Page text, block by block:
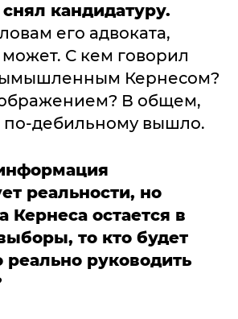
кандидатуру.
его адвоката,
С кем говорил
Кернесом?
В общем,
по-дебильному вышло.
реальности, но
Кернеса остается в
то кто будет
реально руководить